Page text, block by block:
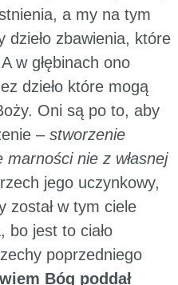
a my na tym
dzieło zbawienia, które
w głębinach ono
dzieło które mogą
Oni są po to, aby
– stworzenie
marności nie z własnej
jego uczynkowy,
został w tym ciele
bo jest to ciało
poprzedniego
Bóg poddał